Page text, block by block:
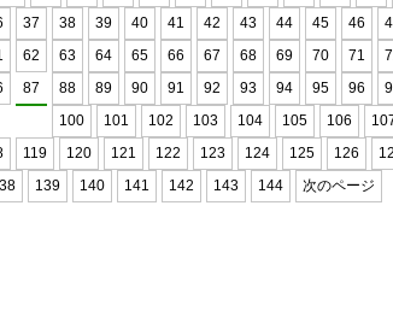
37 38 39 40 41 42 43 44 45 46
62 63 64 65 66 67 68 69 70 71
87 88 89 90 91 92 93 94 95 96
100
101 102 103 104 105 106
119 120 121 122 123 124 125 126
139 140 141 142 143 144 次のページ